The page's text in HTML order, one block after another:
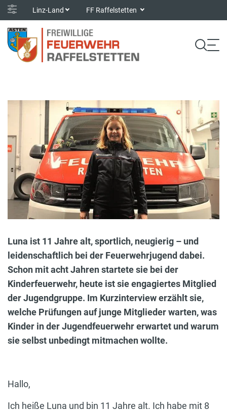
Linz-Land FF Raffelstetten
Luna ist 11 Jahre alt, sportlich, neugierig – und
leidenschaftlich bei der Feuerwehrjugend dabei.
Schon mit acht Jahren startete sie bei der
Kinderfeuerwehr, heute ist sie engagiertes Mitglied
der Jugendgruppe. Im Kurzinterview erzählt sie,
welche Prüfungen auf junge Mitglieder warten, was
Kinder in der Jugendfeuerwehr erwartet und warum
sie selbst unbedingt mitmachen wollte.
Hallo,
Ich heiße Luna und bin 11 Jahre alt. Ich habe mit 8